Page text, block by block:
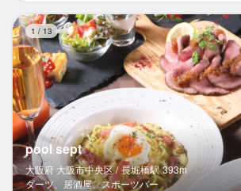
1 / 13
pool sept
大阪府 大阪市中央区 / 長堀橋駅 393m
ダーツ、居酒屋、スポーツバー